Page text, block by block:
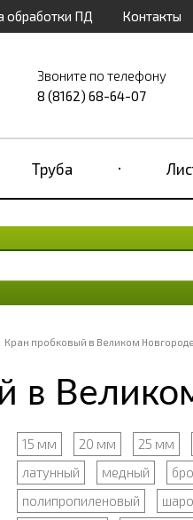
обработки ПД Контакты
Звоните по телефону
8 (8162) 68-64-07
Труба
Кран пробковый в Великом Новгороде
в
15 мм 20 мм 25 мм
латунный
медный
полипропиленовый